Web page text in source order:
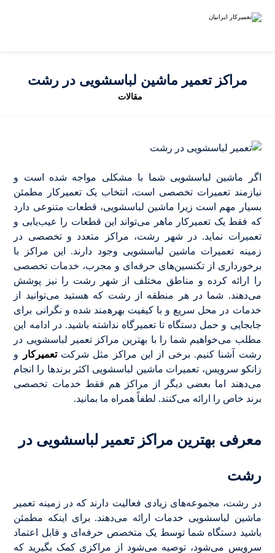
مراکز تعمیر ماشین لباسشویی در رشت
مقالات
اگر ماشین لباسشویی شما با مشکلی مواجه شده است و
نیازمند تعمیرات تخصصی است، انتخاب یک تعمیرکار مطمئن
بسیار مهم است زیرا ماشین لباسشویی، قطعات متنوعی دارد
که فقط یک تعمیرکار ماهر می‌تواند این قطعات را عیب‌یابی و
تعمیرات نماید. در شهر رشت، مراکز متعدد و تخصصی در
زمینه تعمیرات ماشین لباسشویی وجود دارند. این مراکز با
برخورداری از تکنسین‌های حرفه‌ای و مجرب، خدمات تخصصی
را ارائه کرده و مناطق مختلف از شهر رشت را نیز پوشش
می‌دهند. شما در هر منطقه از رشت که هستید می‌توانید از
خدمات در محل سریع و با کیفیت بهره‍‌مند شده و نگرانی برای
جابجایی و حمل دستگاه تا تعمیرگاه نداشته باشید. در ادامه این
مطلب می‌خواهیم شما را با بهترین مراکز تعمیر لباسشویی در
رشت آشنا کنیم. برخی از این مراکز مثل شرکتتعمیرکار
و
زانکو سرویس، تعمیرات ماشین لباسشویی اکثر برندها را انجام
می‌دهند اما بعضی دیگر از مراکز هم فقط خدمات تخصصی
برند خاص را ارائه می‌کنند. لطفاً همراه ما بمانید.
معرفی بهترین مراکز تعمیر لباسشویی در
رشت
در رشت، مجموعه‌های زیادی فعالیت دارند که در زمینه تعمیر
ماشین لباسشویی خدمات ارائه می‌دهند. برای اینکه مطمئن
باشید دستگاه شما توسط یک متخصص حرفه‌ای و قابل اعتماد
سرویس می‌شود، توصیه می‌شود از مراکزی کمک بگیرید که